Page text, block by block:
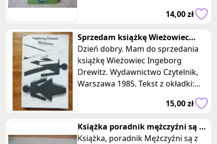
Związków Zawodowych. Wydanie IV
14,00 zł
Sprzedam książkę Wieżowiec
Ingeborg Drewitz Czytelnik 1985
Dzień dobry. Mam do sprzedania
książkę Wieżowiec Ingeborg
Drewitz. Wydawnictwo Czytelnik,
Warszawa 1985. Tekst z okładki:
15,00 zł
Książka poradnik mężczyźni są z
Marsa, kobiety z Wenus Gray
Książka, poradnik Mężczyźni są z